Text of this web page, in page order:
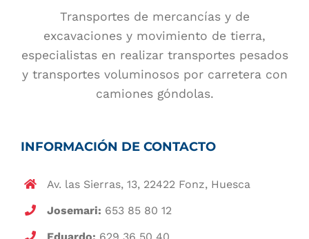
Transportes de mercancías y de
excavaciones y movimiento de tierra,
especialistas en realizar transportes pesados
y transportes voluminosos por carretera con
camiones góndolas.
INFORMACIÓN DE CONTACTO
Av. las Sierras, 13, 22422 Fonz, Huesca
Josemari: 653 85 80 12
Eduardo: 629 36 50 40